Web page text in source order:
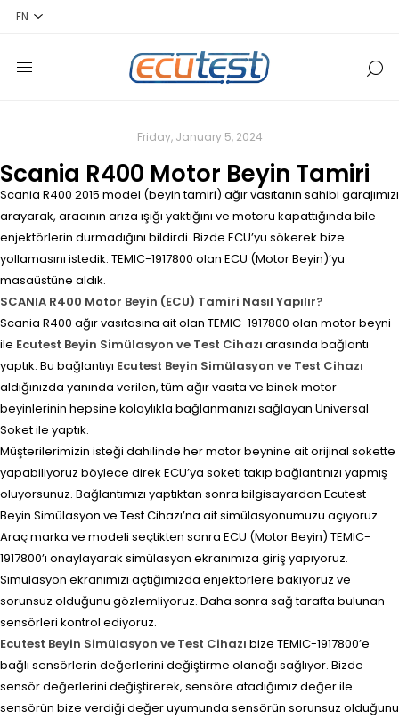
Friday, January 5, 2024
Scania R400 Motor Beyin Tamiri
Scania R400 2015 model (beyin tamiri) ağır vasıtanın sahibi garajımızı
arayarak, aracının arıza ışığı yaktığını ve motoru kapattığında bile
enjektörlerin durmadığını bildirdi. Bizde ECU’yu sökerek bize
yollamasını istedik. TEMIC-1917800 olan ECU (Motor Beyin)’yu
masaüstüne aldık.
SCANIA R400 Motor Beyin (ECU) Tamiri Nasıl Yapılır?
Scania R400 ağır vasıtasına ait olan TEMIC-1917800 olan motor beyni
ile Ecutest Beyin Simülasyon ve Test Cihazı arasında bağlantı
yaptık. Bu bağlantıyı Ecutest Beyin Simülasyon ve Test Cihazı
aldığınızda yanında verilen, tüm ağır vasıta ve binek motor
beyinlerinin hepsine kolaylıkla bağlanmanızı sağlayan Universal
Soket ile yaptık.
Müşterilerimizin isteği dahilinde her motor beynine ait orijinal sokette
yapabiliyoruz böylece direk ECU’ya soketi takıp bağlantınızı yapmış
oluyorsunuz. Bağlantımızı yaptıktan sonra bilgisayardan Ecutest
Beyin Simülasyon ve Test Cihazı’na ait simülasyonumuzu açıyoruz.
Araç marka ve modeli seçtikten sonra ECU (Motor Beyin) TEMIC-
1917800’ı onaylayarak simülasyon ekranımıza giriş yapıyoruz.
Simülasyon ekranımızı açtığımızda enjektörlere bakıyoruz ve
sorunsuz olduğunu gözlemliyoruz. Daha sonra sağ tarafta bulunan
sensörleri kontrol ediyoruz.
Ecutest Beyin Simülasyon ve Test Cihazı bize TEMIC-1917800’e
bağlı sensörlerin değerlerini değiştirme olanağı sağlıyor. Bizde
sensör değerlerini değiştirerek, sensöre atadığımız değer ile
sensörün bize verdiği değer uyumunda sensörün sorunsuz olduğunu